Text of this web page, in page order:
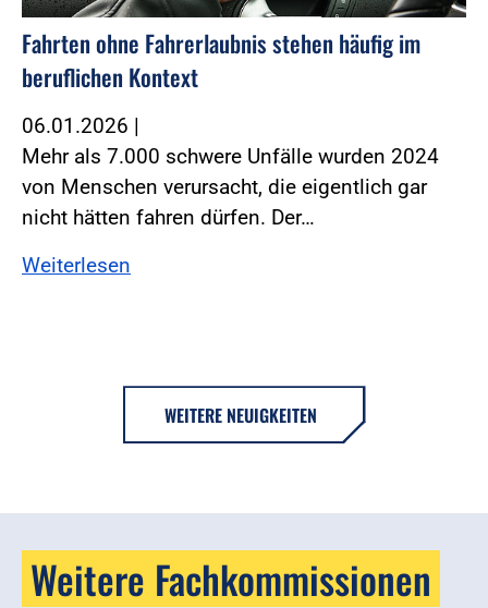
Fahrten ohne Fahrerlaubnis stehen häufig im
beruflichen Kontext
06.01.2026 |
Mehr als 7.000 schwere Unfälle wurden 2024
von Menschen verursacht, die eigentlich gar
nicht hätten fahren dürfen. Der…
Weiterlesen
WEITERE NEUIGKEITEN
Weitere Fachkommissionen